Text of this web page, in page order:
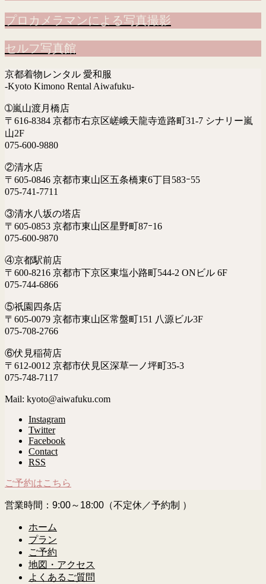
プロカメラマンによる写真撮影
セルフ写真館
京都着物レンタル 愛和服
-Kyoto Kimono Rental Aiwafuku-
➀嵐山渡月橋店
〒616-8384 京都市右京区嵯峨天龍寺造路町31-7 シナリー嵐
山2F
075-600-9880
②清水店
〒605-0846 京都市東山区五条橋東6丁目583ｰ55
075-741-7711
③清水八坂の塔店
〒605-0853 京都市東山区星野町87ｰ16
075-600-9870
④京都駅前店
〒600-8216 京都市下京区東塩小路町544-2 ONビル 6F
075-744-6866
⑤祇園四条店
〒605-0079 京都市東山区常盤町151 八源ビル3F
075-708-2766
⑥伏見稲荷店
〒612-0012 京都市伏見区深草一ノ坪町35-3
075-748-7117
Mail: kyoto@aiwafuku.com
Instagram
Twitter
Facebook
Contact
RSS
ご予約はこちら
営業時間：9:00～18:00（不定休／予約制 ）
ホーム
プラン
ご予約
地図・アクセス
よくあるご質問